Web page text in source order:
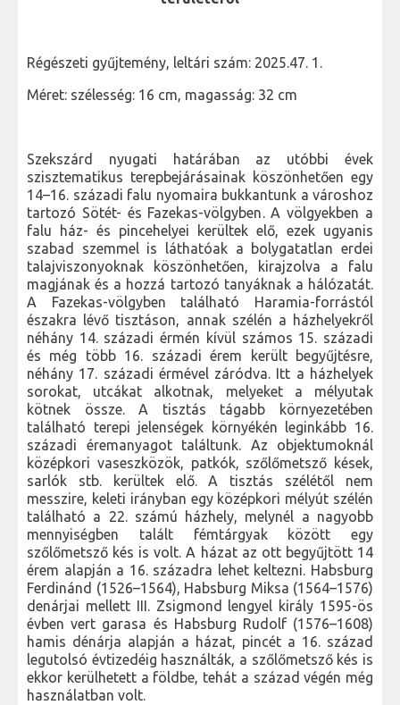
Régészeti gyűjtemény, leltári szám: 2025.47. 1.
Méret: szélesség: 16 cm, magasság: 32 cm
Szekszárd nyugati határában az utóbbi évek
szisztematikus terepbejárásainak köszönhetően egy
14–16. századi falu nyomaira bukkantunk a városhoz
tartozó Sötét- és Fazekas-völgyben. A völgyekben a
falu ház- és pincehelyei kerültek elő, ezek ugyanis
szabad szemmel is láthatóak a bolygatatlan erdei
talajviszonyoknak köszönhetően, kirajzolva a falu
magjának és a hozzá tartozó tanyáknak a hálózatát.
A Fazekas-völgyben található Haramia-forrástól
északra lévő tisztáson, annak szélén a házhelyekről
néhány 14. századi érmén kívül számos 15. századi
és még több 16. századi érem került begyűjtésre,
néhány 17. századi érmével záródva. Itt a házhelyek
sorokat, utcákat alkotnak, melyeket a mélyutak
kötnek össze. A tisztás tágabb környezetében
található terepi jelenségek környékén leginkább 16.
századi éremanyagot találtunk. Az objektumoknál
középkori vaseszközök, patkók, szőlőmetsző kések,
sarlók stb. kerültek elő. A tisztás szélétől nem
messzire, keleti irányban egy középkori mélyút szélén
található a 22. számú házhely, melynél a nagyobb
mennyiségben talált fémtárgyak között egy
szőlőmetsző kés is volt. A házat az ott begyűjtött 14
érem alapján a 16. századra lehet keltezni. Habsburg
Ferdinánd (1526–1564), Habsburg Miksa (1564–1576)
denárjai mellett III. Zsigmond lengyel király 1595-ös
évben vert garasa és Habsburg Rudolf (1576–1608)
hamis dénárja alapján a házat, pincét a 16. század
legutolsó évtizedéig használták, a szőlőmetsző kés is
ekkor kerülhetett a földbe, tehát a század végén még
használatban volt.